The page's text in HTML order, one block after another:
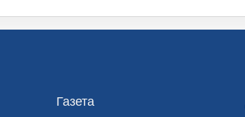
Газета